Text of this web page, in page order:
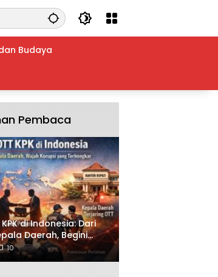
Budaya
Pembaca
di Indonesia: Dari
Daerah, Begini
Terbongkar
10